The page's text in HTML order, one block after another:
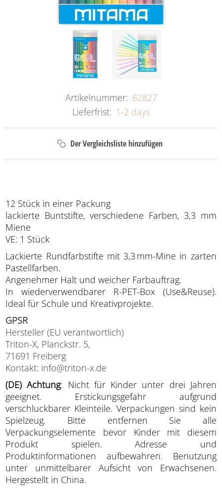
Artikelnummer: 62827
Lieferfrist: 1-2 days
12 Stück in einer Packung
lackierte Buntstifte, verschiedene Farben, 3,3 mm
Miene
VE: 1 Stück
Lackierte Rundfarbstifte mit 3,3 mm-Mine in zarten
Pastellfarben.
Angenehmer Halt und weicher Farbauftrag.
In wiederverwendbarer R-PET-Box (Use&Reuse).
Ideal für Schule und Kreativprojekte.
GPSR
Hersteller (EU verantwortlich)
Triton-X, Planckstr. 5,
71691 Freiberg
Kontakt: info@triton-x.de
(DE) Achtung: Nicht für Kinder unter drei Jahren
geeignet. Erstickungsgefahr aufgrund
verschluckbarer Kleinteile. Verpackungen sind kein
Spielzeug. Bitte entfernen Sie alle
Verpackungselemente bevor Kinder mit diesem
Produkt spielen. Adresse und
Produktinformationen aufbewahren. Benutzung
unter unmittelbarer Aufsicht von Erwachsenen.
Hergestellt in China.